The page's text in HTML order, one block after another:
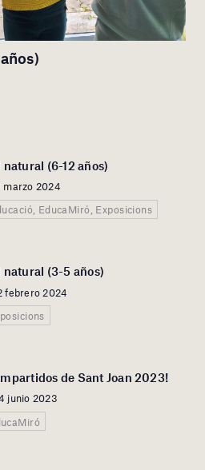
natural (6-12 años)
marzo 2024
EducaMiró, Exposicions
natural (3-5 años)
febrero 2024
de Sant Joan 2023!
junio 2023